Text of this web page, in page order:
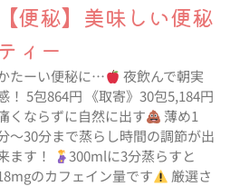
【便秘】美味しい便秘
ティー
たーい便秘に…
夜飲んで朝実
！ 5包864円 《取寄》30包5,184円
くならずに自然に出す
薄め1
〜30分まで蒸らし時間の調節が出
ます！
300mlに3分蒸らすと
のカフェイン量です
厳選さ